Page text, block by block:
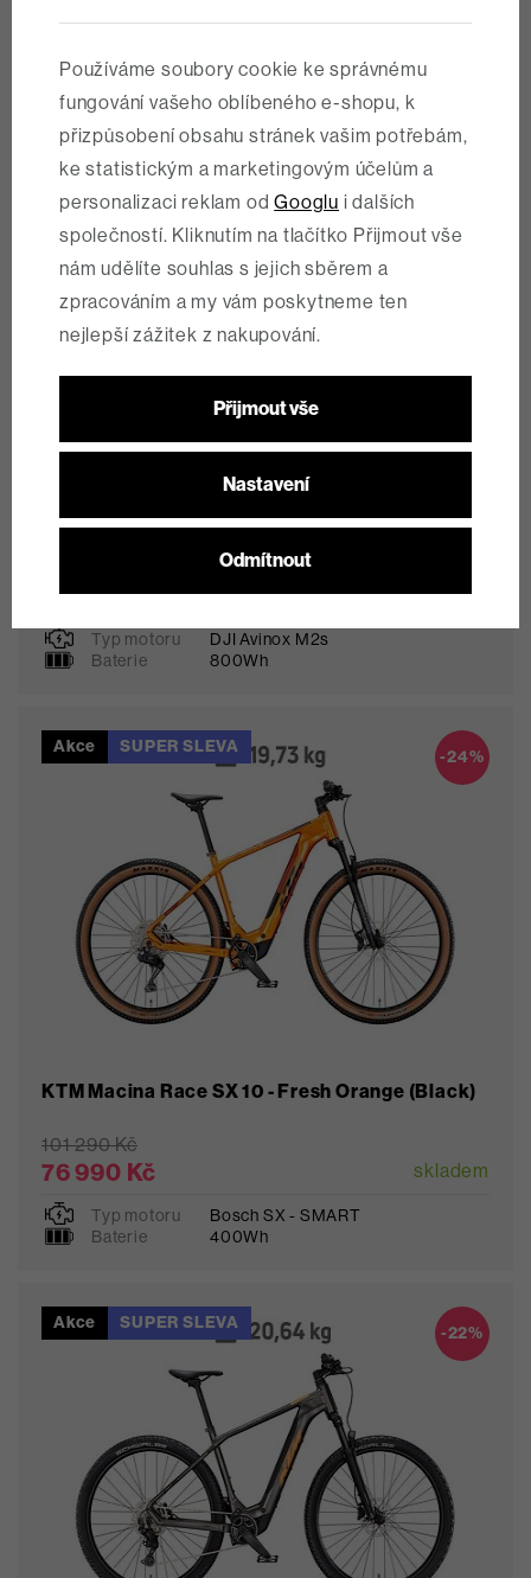
Bosch SX - SMART
Baterie
400Wh
L XL
AVINOX M2S
gloss - DJI Avinox M2S
127 990 Kč skladem
Typ motoru
DJI Avinox M2s
Baterie
800Wh
M L
Oblíbené
Akce SUPER SLEVA
-24%
KTM Macina Race SX 10 - Fresh Orange (Black)
101 290 Kč
76 990 Kč skladem
Typ motoru
Bosch SX - SMART
Baterie
400Wh
XL
Akce SUPER SLEVA
-22%
Používáme soubory cookie ke správnému
fungování vašeho oblíbeného e-shopu, k
přizpůsobení obsahu stránek vašim potřebám,
ke statistickým a marketingovým účelům a
personalizaci reklam odGooglu i dalších
společností. Kliknutím na tlačítko Přijmout vše
nám udělíte souhlas s jejich sběrem a
zpracováním a my vám poskytneme ten
nejlepší zážitek z nakupování.
Přijmout vše
Nastavení
Odmítnout